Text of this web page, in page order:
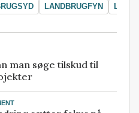
LANDBRUGFYN
man søge tilskud til